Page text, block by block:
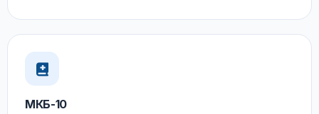
МКБ-10